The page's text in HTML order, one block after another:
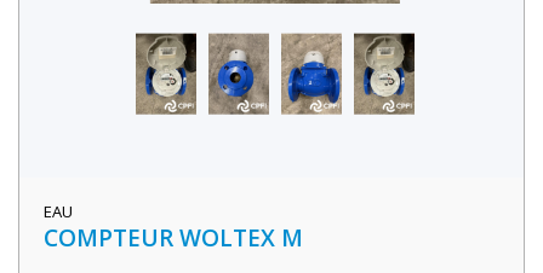
EAU
COMPTEUR WOLTEX M